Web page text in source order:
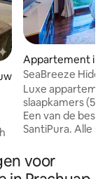
accommodatie
Appartement in
n
SeaBreeze
Front @ Santipura
Luxe
slaapkamers (5
Een van de beste
SantiPura. Alle
voor je retraite in
Grote ruimte van
voor